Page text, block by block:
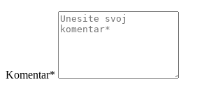
Komentar*